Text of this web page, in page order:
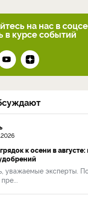
на нас в
в курсе событий
к осени в
уважаемые эксперты.